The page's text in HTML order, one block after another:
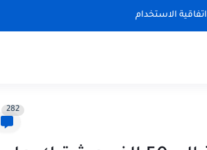
اتفاقية الاستخدام
282